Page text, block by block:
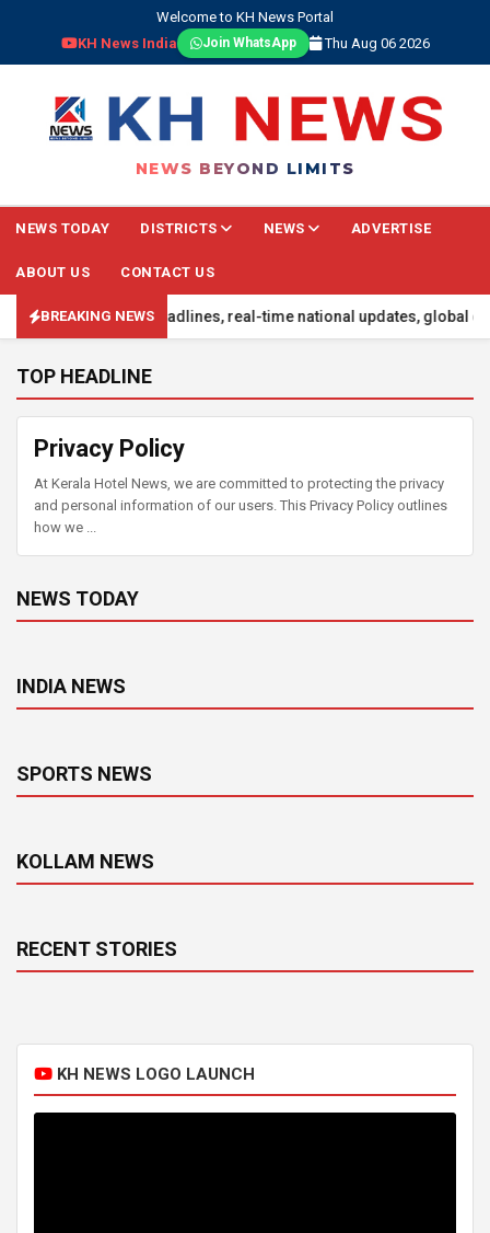
Welcome to KH News Portal
KH News India
Join WhatsApp Thu Aug 06 2026
NEWS BEYOND LIMITS
NEWS TODAY DISTRICTS NEWS ADVERTISE
ABOUT US CONTACT US
BREAKING NEWS
with the latest headlines, real-time national updates, global
TOP HEADLINE
Privacy Policy
At Kerala Hotel News, we are committed to protecting the privacy
and personal information of our users. This Privacy Policy outlines
how we ...
NEWS TODAY
INDIA NEWS
SPORTS NEWS
KOLLAM NEWS
RECENT STORIES
KH NEWS LOGO LAUNCH